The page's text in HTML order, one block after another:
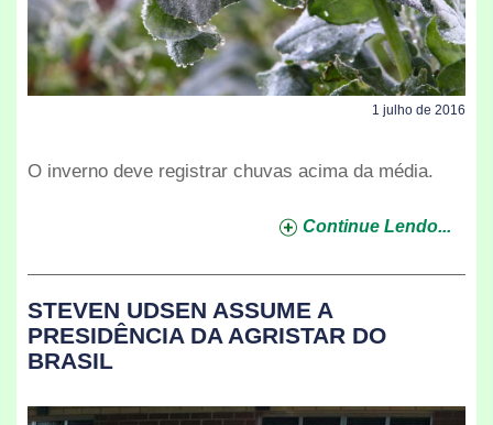
1 julho de 2016
O inverno deve registrar chuvas acima da média.
Continue Lendo...
STEVEN UDSEN ASSUME A
PRESIDÊNCIA DA AGRISTAR DO
BRASIL